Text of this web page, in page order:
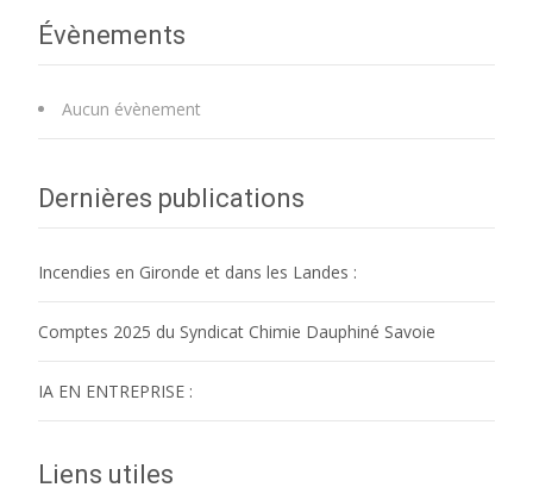
navigation
Évènements
Aucun évènement
Dernières publications
Incendies en Gironde et dans les Landes :
Comptes 2025 du Syndicat Chimie Dauphiné Savoie
IA EN ENTREPRISE :
Liens utiles